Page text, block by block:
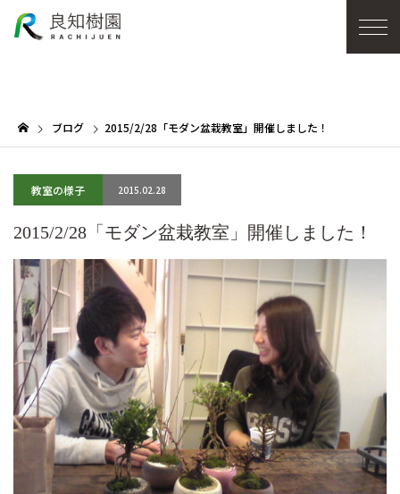
ブログ 2015/2/28「モダン盆栽教室」開催しました！
教室の様子 2015.02.28
2015/2/28「モダン盆栽教室」開催しました！